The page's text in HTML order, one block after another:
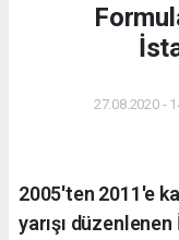
27.08.2020 -
2005'ten 2011'e
yarışı